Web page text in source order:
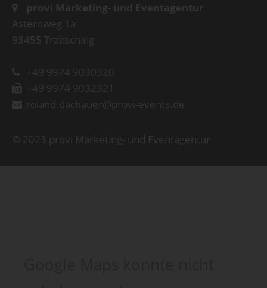
provi Marketing- und Eventagentur
Asternweg 1a
93455 Traitsching
+49 9974 9030320
+49 9974 9032321
roland.dachauer@provi-events.de
© 2023 provi Marketing- und Eventagentur